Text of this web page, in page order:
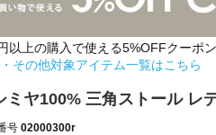
以上の購入で使える5%OFFクーポン
その他対象アイテム一覧はこちら
ミヤ100% 三角ストール レ
号 02000300r